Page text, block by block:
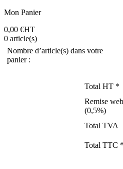
Mon Panier
0,00 €HT
0 article(s)
Nombre d’article(s) dans votre
panier :
Total HT *
Remise
(0,5%)
Total TVA
Total TTC *